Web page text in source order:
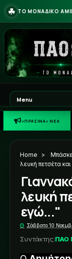
☘ ΤΟ ΜΟΝΑΔΙΚΟ
«ΠΡΑΣΙΝΑ» ΝΕΑ
ΑΠΟΚΛΕΙΣΤΙΚΟ:
Home >
λευκή πετσέτα
λευκή
εγώ..."
Σάββατο 10
Συντάκτης:ΠΑΟ